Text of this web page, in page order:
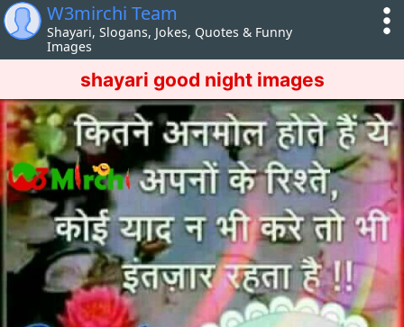
W3mirchi Team
Shayari, Slogans, Jokes, Quotes & Funny
Images
shayari good night images